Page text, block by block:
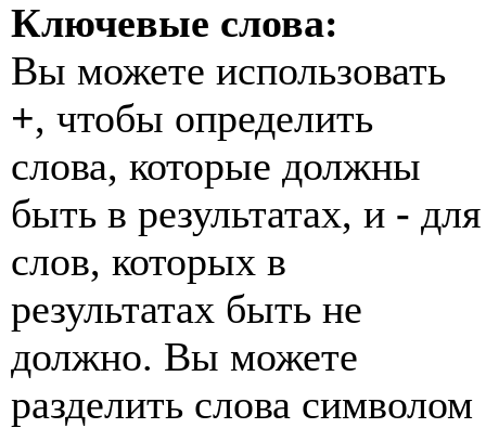
Ключевые слова:
Вы можете использовать
+, чтобы определить
слова, которые должны
быть в результатах, и - для
слов, которых в
результатах быть не
должно. Вы можете
разделить слова символом